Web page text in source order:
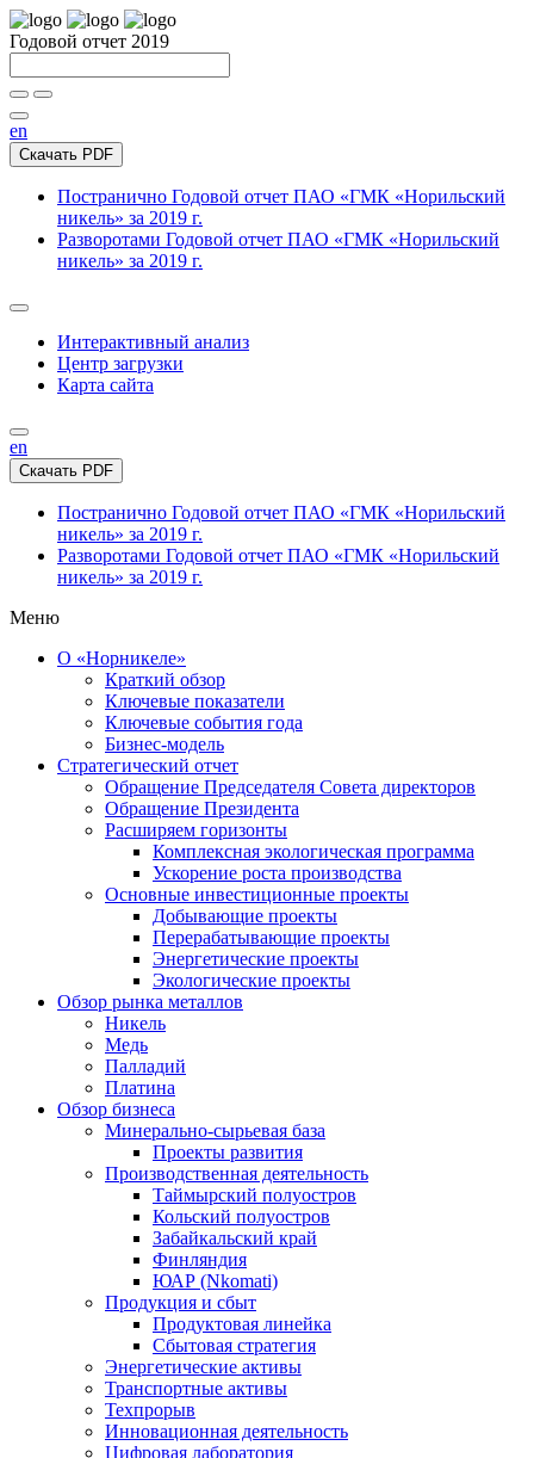
Годовой отчет 2019
en
Скачать PDF
Постранично Годовой отчет ПАО «ГМК «Норильский
никель» за 2019 г.
Разворотами Годовой отчет ПАО «ГМК «Норильский
никель» за 2019 г.
Интерактивный анализ
Центр загрузки
Карта сайта
en
Скачать PDF
Постранично Годовой отчет ПАО «ГМК «Норильский
никель» за 2019 г.
Разворотами Годовой отчет ПАО «ГМК «Норильский
никель» за 2019 г.
Меню
О «Норникеле»
Краткий обзор
Ключевые показатели
Ключевые события года
Бизнес-модель
Стратегический отчет
Обращение Председателя Совета директоров
Обращение Президента
Расширяем горизонты
Комплексная экологическая программа
Ускорение роста производства
Основные инвестиционные проекты
Добывающие проекты
Перерабатывающие проекты
Энергетические проекты
Экологические проекты
Обзор рынка металлов
Никель
Медь
Палладий
Платина
Обзор бизнеса
Минерально-сырьевая база
Проекты развития
Производственная деятельность
Таймырский полуостров
Кольский полуостров
Забайкальский край
Финляндия
ЮАР (Nkomati)
Продукция и сбыт
Продуктовая линейка
Сбытовая стратегия
Энергетические активы
Транспортные активы
Техпрорыв
Инновационная деятельность
Цифровая лаборатория